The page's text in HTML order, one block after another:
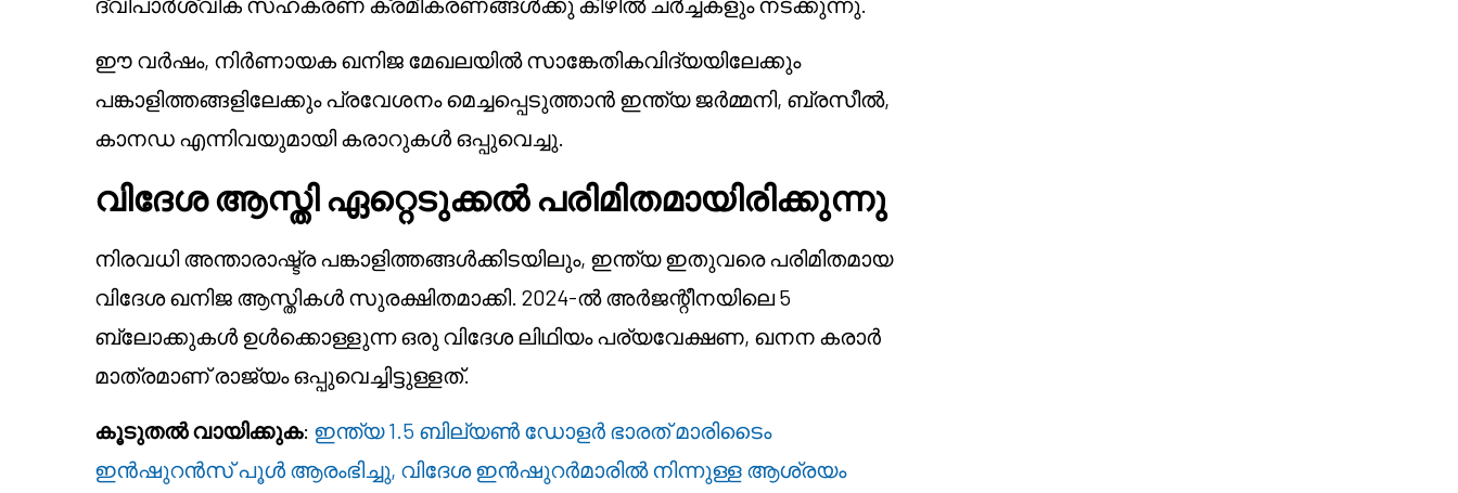
ഈ വർഷം, നിർണായക ഖനിജ മേഖലയിൽ സാങ്കേതികവിദ്യയിലേക്കും
പങ്കാളിത്തങ്ങളിലേക്കും പ്രവേശനം മെച്ചപ്പെടുത്താൻ ഇന്ത്യ ജർമ്മനി, ബ്രസീൽ,
കാനഡ എന്നിവയുമായി കരാറുകൾ ഒപ്പുവെച്ചു.
വിദേശ ആസ്തി ഏറ്റെടുക്കൽ പരിമിതമായിരിക്കുന്നു
നിരവധി അന്താരാഷ്ട്ര പങ്കാളിത്തങ്ങൾക്കിടയിലും, ഇന്ത്യ ഇതുവരെ പരിമിതമായ
വിദേശ ഖനിജ ആസ്തികൾ സുരക്ഷിതമാക്കി. 2024-ൽ അർജന്റീനയിലെ 5
ബ്ലോക്കുകൾ ഉൾക്കൊള്ളുന്ന ഒരു വിദേശ ലിഥിയം പര്യവേക്ഷണ, ഖനന കരാർ
മാത്രമാണ് രാജ്യം ഒപ്പുവെച്ചിട്ടുള്ളത്.
കൂടുതൽ വായിക്കുക: ഇന്ത്യ 1.5 ബില്യൺ ഡോളർ ഭാരത് മാരിടൈം
ഇൻഷുറൻസ് പൂൾ ആരംഭിച്ചു, വിദേശ ഇൻഷുറർമാരിൽ നിന്നുള്ള ആശ്രയം